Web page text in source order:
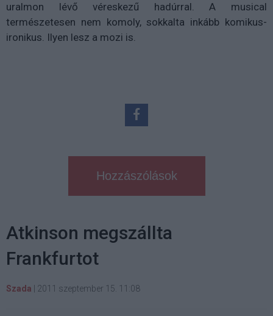
uralmon lévő véreskezű hadúrral. A musical
természetesen nem komoly, sokkalta inkább komikus-
ironikus. Ilyen lesz a mozi is.
Hozzászólások
Atkinson megszállta
Frankfurtot
Szada 2011 szeptember 15. 11:08